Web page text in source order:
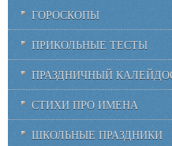
ГОРОСКОПЫ
ПРИКОЛЬНЫЕ ТЕСТЫ
ПРАЗДНИЧНЫЙ
СТИХИ ПРО ИМЕНА
ШКОЛЬНЫЕ ПРАЗДНИКИ